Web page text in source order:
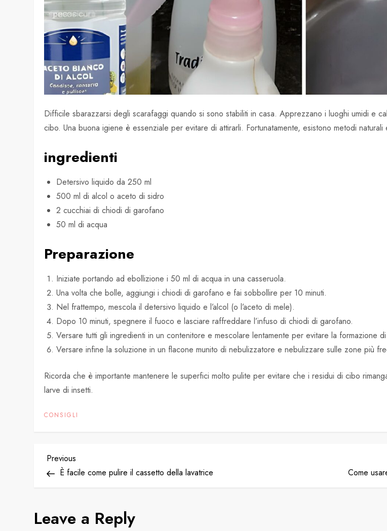
Difficile sbarazzarsi degli scarafaggi quando si sono stabiliti in casa. Apprezzano i luoghi umidi e
cibo. Una buona igiene è essenziale per evitare di attirarli. Fortunatamente, esistono metodi
ingredienti
Detersivo liquido da 250 ml
500 ml di alcol o aceto di sidro
2 cucchiai di chiodi di garofano
50 ml di acqua
Preparazione
Iniziate portando ad ebollizione i 50 ml di acqua in una casseruola.
Una volta che bolle, aggiungi i chiodi di garofano e fai sobbollire per 10 minuti.
Nel frattempo, mescola il detersivo liquido e l’alcol (o l’aceto di mele).
Dopo 10 minuti, spegnere il fuoco e lasciare raffreddare l’infuso di chiodi di garofano.
Versare tutti gli ingredienti in un contenitore e mescolare lentamente per evitare la formazione di
Versare infine la soluzione in un flacone munito di nebulizzatore e nebulizzare sulle zone più
Ricorda che è importante mantenere le superfici molto pulite per evitare che i residui di cibo
larve di insetti.
CONSIGLI
P
s
Previous
Post
Previous
È facile come pulire il cassetto della lavatrice
Come
Leave a Reply